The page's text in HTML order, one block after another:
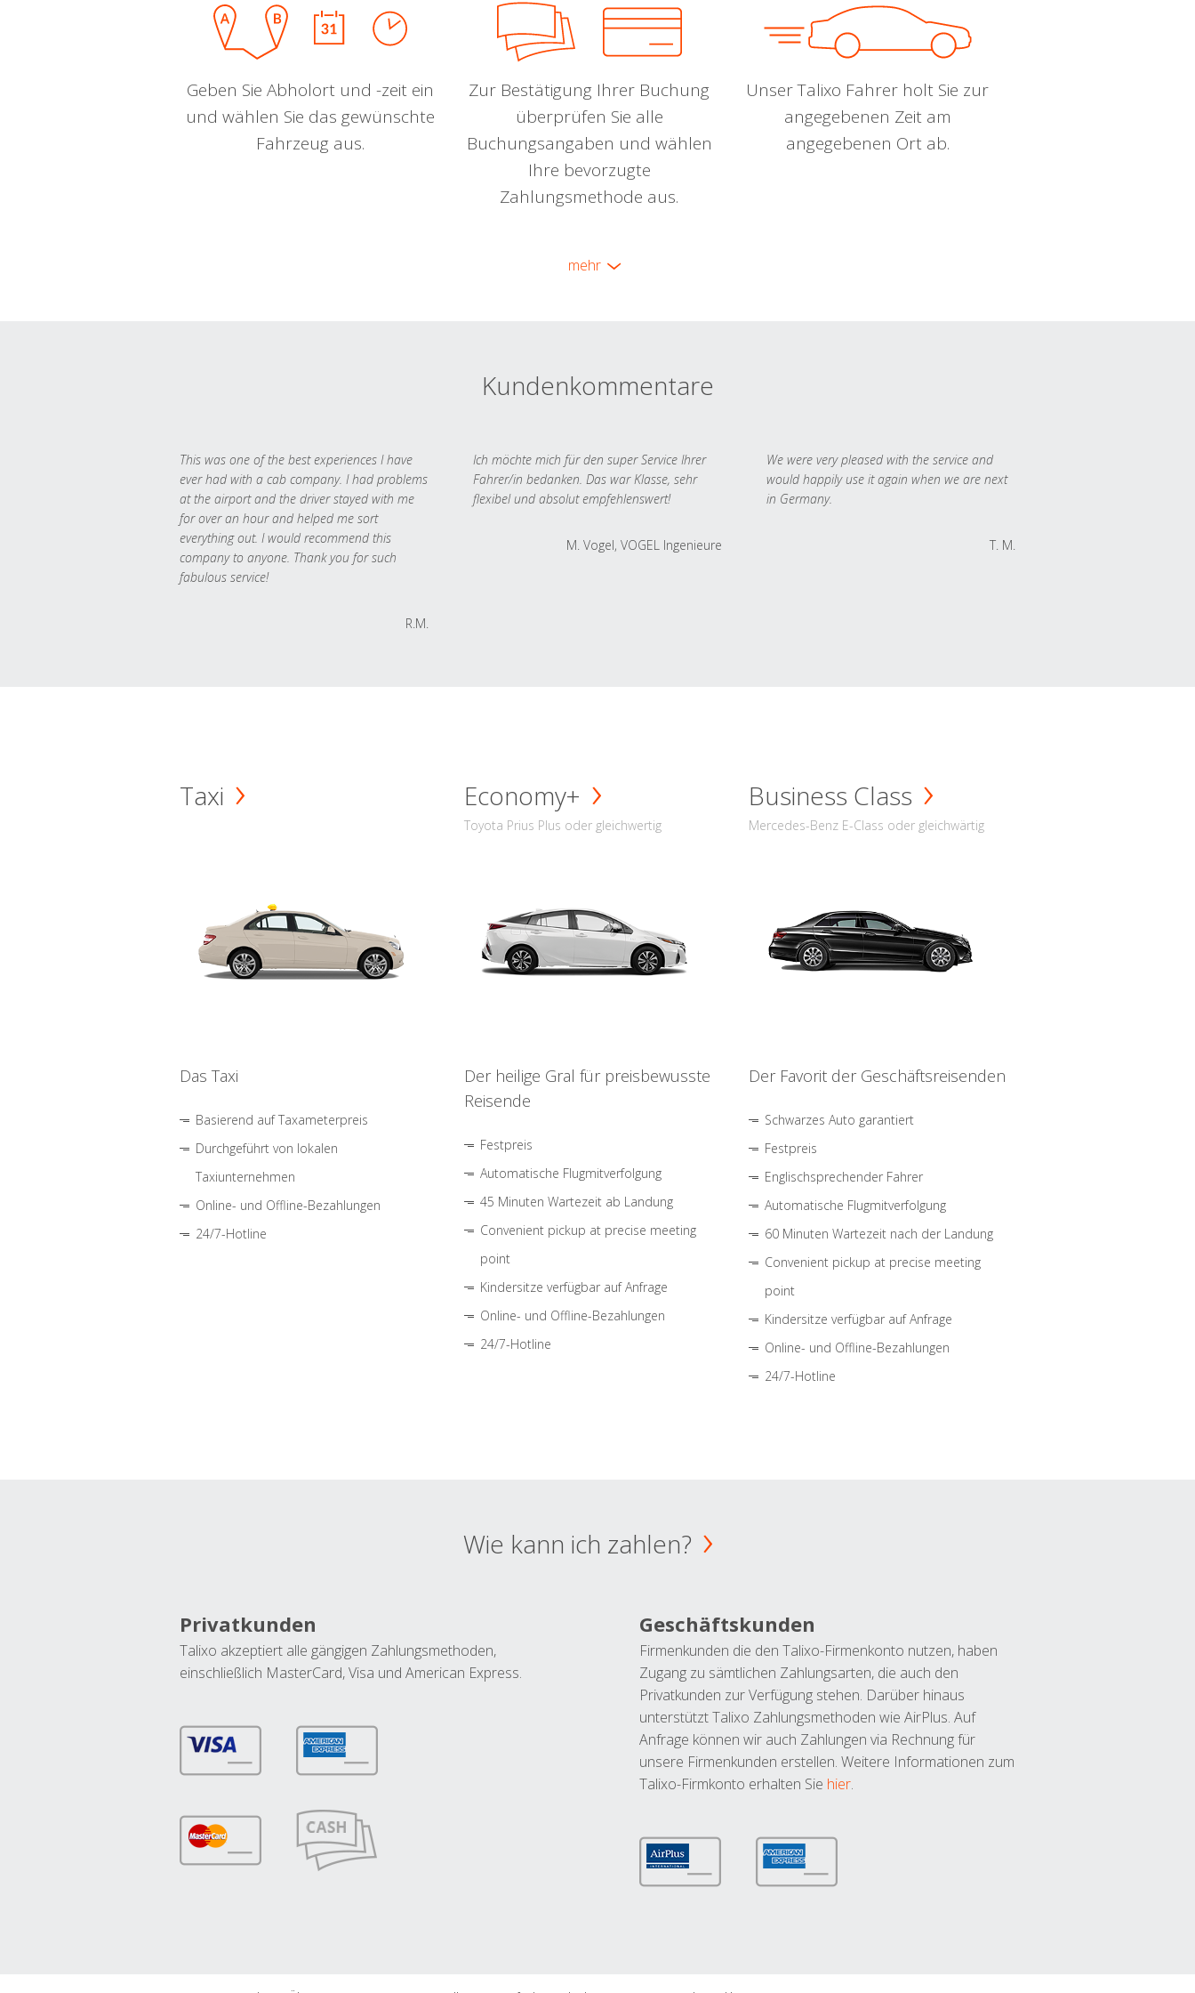
Geben Sie Abholort und -zeit ein
und wählen Sie das gewünschte
Fahrzeug aus.
Zur Bestätigung Ihrer Buchung
überprüfen Sie alle
Buchungsangaben und wählen
Ihre bevorzugte
Zahlungsmethode aus.
Unser Talixo Fahrer holt Sie zur
angegebenen Zeit am
angegebenen Ort ab.
mehr
Kundenkommentare
This was one of the best experiences I have
ever had with a cab company. I had problems
at the airport and the driver stayed with me
for over an hour and helped me sort
everything out. I would recommend this
company to anyone. Thank you for such
fabulous service!
R.M.
Ich möchte mich für den super Service Ihrer
Fahrer/in bedanken. Das war Klasse, sehr
flexibel und absolut empfehlenswert!
M. Vogel, VOGEL Ingenieure
We were very pleased with the service and
would happily use it again when we are next
in Germany.
T. M.
Taxi
Das Taxi
Basierend auf Taxameterpreis
Durchgeführt von lokalen
Taxiunternehmen
Online- und Offline-Bezahlungen
24/7-Hotline
Economy+
Toyota Prius Plus oder gleichwertig
Der heilige Gral für preisbewusste
Reisende
Festpreis
Automatische Flugmitverfolgung
45 Minuten Wartezeit ab Landung
Convenient pickup at precise meeting
point
Kindersitze verfügbar auf Anfrage
Online- und Offline-Bezahlungen
24/7-Hotline
Business Class
Mercedes-Benz E-Class oder gleichwärtig
Der Favorit der Geschäftsreisenden
Schwarzes Auto garantiert
Festpreis
Englischsprechender Fahrer
Automatische Flugmitverfolgung
60 Minuten Wartezeit nach der Landung
Convenient pickup at precise meeting
point
Kindersitze verfügbar auf Anfrage
Online- und Offline-Bezahlungen
24/7-Hotline
Wie kann ich zahlen?
Privatkunden
Talixo akzeptiert alle gängigen Zahlungsmethoden,
einschließlich MasterCard, Visa und American Express.
Geschäftskunden
Firmenkunden die den Talixo-Firmenkonto nutzen, haben
Zugang zu sämtlichen Zahlungsarten, die auch den
Privatkunden zur Verfügung stehen. Darüber hinaus
unterstützt Talixo Zahlungsmethoden wie AirPlus. Auf
Anfrage können wir auch Zahlungen via Rechnung für
unsere Firmenkunden erstellen. Weitere Informationen zum
Talixo-Firmkonto erhalten Sie hier.